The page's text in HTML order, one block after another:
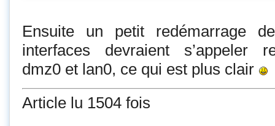
Ensuite un petit redémarrage
interfaces devraient s’appeler
dmz0 et lan0, ce qui est plus clair
Article lu 1504 fois